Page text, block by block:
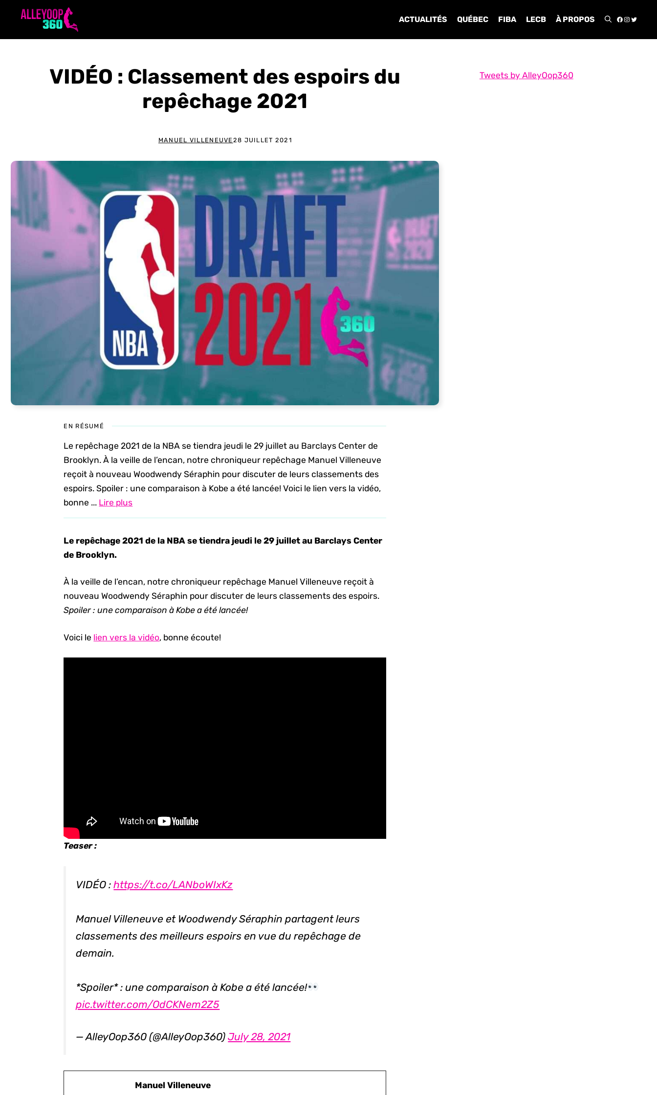
ACTUALITÉS QUÉBEC FIBA LECB À PROPOS
VIDÉO : Classement des espoirs du
repêchage 2021
MANUEL VILLENEUVE 28 JUILLET 2021
EN RÉSUMÉ
Le repêchage 2021 de la NBA se tiendra jeudi le 29 juillet au Barclays Center de
Brooklyn. À la veille de l’encan, notre chroniqueur repêchage Manuel Villeneuve
reçoit à nouveau Woodwendy Séraphin pour discuter de leurs classements des
espoirs. Spoiler : une comparaison à Kobe a été lancée! Voici le lien vers la vidéo,
bonne ... Lire plus
Le repêchage 2021 de la NBA se tiendra jeudi le 29 juillet au Barclays Center
de Brooklyn.
À la veille de l’encan, notre chroniqueur repêchage Manuel Villeneuve reçoit à
nouveau Woodwendy Séraphin pour discuter de leurs classements des espoirs.
Spoiler : une comparaison à Kobe a été lancée!
Voici le lien vers la vidéo, bonne écoute!
Teaser :
VIDÉO :https://t.co/LANboWIxKz
Manuel Villeneuve et Woodwendy Séraphin partagent leurs
classements des meilleurs espoirs en vue du repêchage de
demain.
*Spoiler* : une comparaison à Kobe a été lancée!
pic.twitter.com/OdCKNem2Z5
— AlleyOop360 (@AlleyOop360)July 28, 2021
Manuel Villeneuve
Tweets by AlleyOop360